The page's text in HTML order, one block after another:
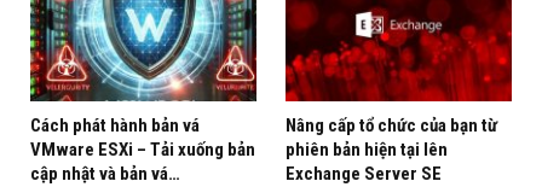
Cách phát hành bản vá
VMware ESXi – Tải xuống bản
cập nhật và bản vá…
Nâng cấp tổ chức của bạn từ
phiên bản hiện tại lên
Exchange Server SE